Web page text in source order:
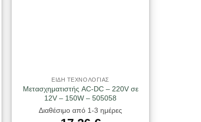
ΕΙΔΗ ΤΕΧΝΟΛΟΓΙΑΣ
Μετασχηματιστής AC-DC – 220V σε
12V – 150W – 505058
Διαθέσιμο από 1-3 ημέρες